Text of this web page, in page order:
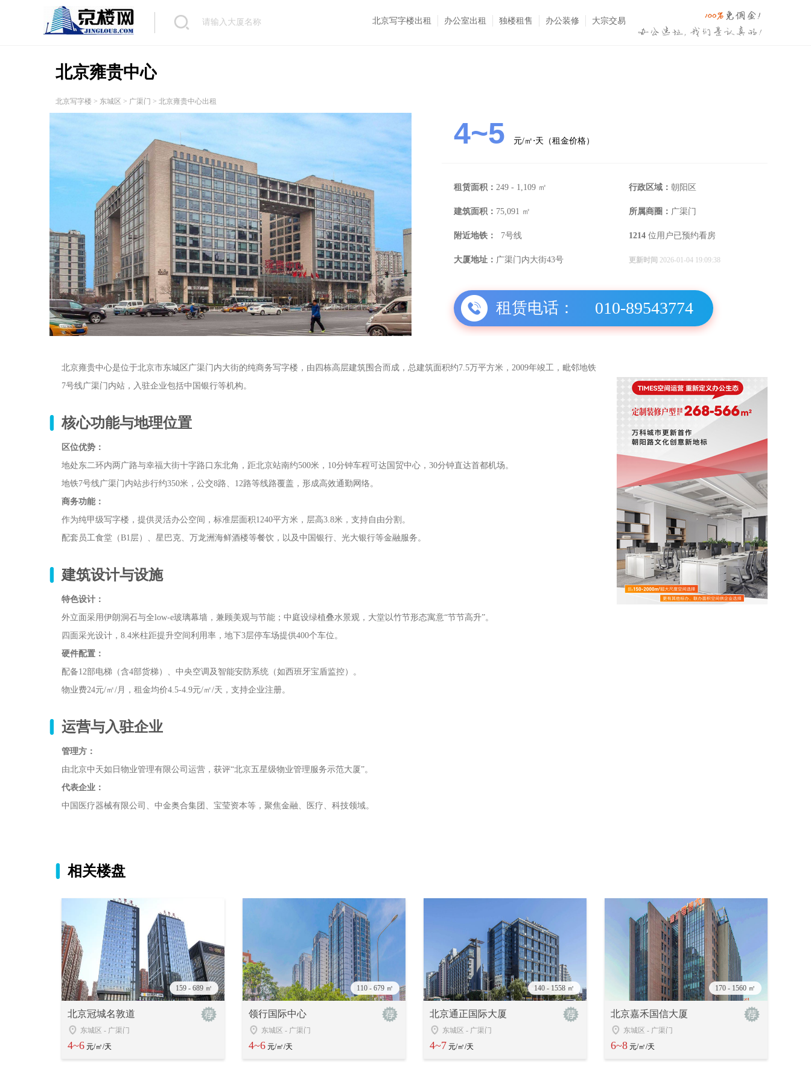
北京写字楼出租 办公室出租 独楼租售 办公装修 大宗交易
北京雍贵中心
北京写字楼 > 东城区 > 广渠门 > 北京雍贵中心出租
4~5 元/㎡⋅天（租金价格）
租赁面积： 249 - 1,109 ㎡ 行政区域： 朝阳区
建筑面积： 75,091 ㎡ 所属商圈： 广渠门
附近地铁： 7号线 1214 位用户已预约看房
大厦地址： 广渠门内大街43号 更新时间 2026-01-04 19:09:38
租赁电话： 010-89543774
北京雍贵中心是位于北京市东城区广渠门内大街的纯商务写字楼，由四栋高层建筑围合而成，总建筑面积约7.5万平方米，2009年竣工，毗邻地铁
7号线广渠门内站，入驻企业包括中国银行等机构。
核心功能与地理位置
区位优势：
地处东二环内两广路与幸福大街十字路口东北角，距北京站南约500米，10分钟车程可达国贸中心，30分钟直达首都机场。
地铁7号线广渠门内站步行约350米，公交8路、12路等线路覆盖，形成高效通勤网络。
商务功能：
作为纯甲级写字楼，提供灵活办公空间，标准层面积1240平方米，层高3.8米，支持自由分割。
配套员工食堂（B1层）、星巴克、万龙洲海鲜酒楼等餐饮，以及中国银行、光大银行等金融服务。
建筑设计与设施
特色设计：
外立面采用伊朗洞石与全low-e玻璃幕墙，兼顾美观与节能；中庭设绿植叠水景观，大堂以竹节形态寓意“节节高升”。
四面采光设计，8.4米柱距提升空间利用率，地下3层停车场提供400个车位。
硬件配置：
配备12部电梯（含4部货梯）、中央空调及智能安防系统（如西班牙宝盾监控）。
物业费24元/㎡/月，租金均价4.5-4.9元/㎡/天，支持企业注册。
运营与入驻企业
管理方：
由北京中天如日物业管理有限公司运营，获评“北京五星级物业管理服务示范大厦”。
代表企业：
中国医疗器械有限公司、中金奥合集团、宝莹资本等，聚焦金融、医疗、科技领域。
相关楼盘
159 - 689 ㎡
北京冠城名敦道
东城区 - 广渠门
4~6 元/㎡/天
110 - 679 ㎡
领行国际中心
东城区 - 广渠门
4~6 元/㎡/天
140 - 1558 ㎡
北京通正国际大厦
东城区 - 广渠门
4~7 元/㎡/天
170 - 1560 ㎡
北京嘉禾国信大厦
东城区 - 广渠门
6~8 元/㎡/天